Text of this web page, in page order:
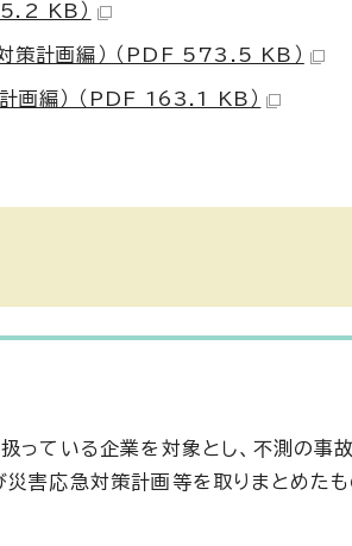
KB）
策計画編） （PDF 573.5 KB）
画編） （PDF 163.1 KB）
っている企業を対象とし、不測の事
害応急対策計画等を取りまとめたも